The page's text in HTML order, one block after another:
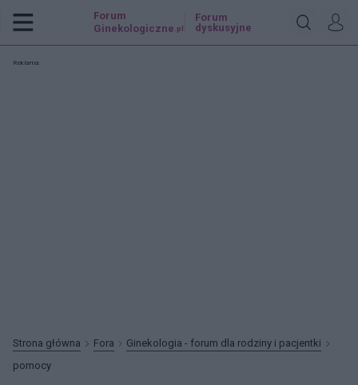
Forum
Ginekologiczne .pl
Forum
dyskusyjne
Reklama:
Strona główna Fora
Ginekologia - forum dla rodziny i pacjentki
pomocy